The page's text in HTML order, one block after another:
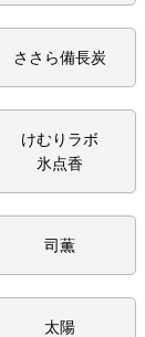
ささら備長炭
けむりラボ
氷点香
司薫
太陽